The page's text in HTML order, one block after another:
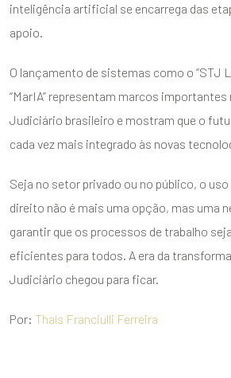
inteligência artificial se encarrega das
apoio.
O lançamento de sistemas como o “STJ
“MarIA” representam marcos
Judiciário brasileiro e mostram que o
cada vez mais integrado às novas
Seja no setor privado ou no público, o
direito não é mais uma opção, mas uma
garantir que os processos de trabalho
eficientes para todos. A era da
Judiciário chegou para ficar.
Por: Thaís Franciulli Ferreira